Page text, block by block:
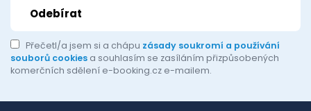
Přečetl/a jsem si a chápu zásady soukromí a používání
souborů cookies a souhlasím se zasíláním přizpůsobených
komerčních sdělení e-booking.cz e-mailem.